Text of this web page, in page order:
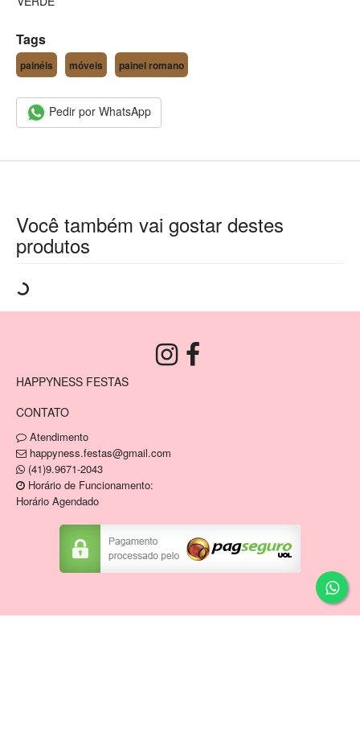
Tags
painéis móveis painel romano
Pedir por WhatsApp
Você também vai gostar destes
produtos
HAPPYNESS FESTAS
CONTATO
Atendimento
happyness.festas@gmail.com
(41)9.9671-2043
Horário de Funcionamento:
Horário Agendado